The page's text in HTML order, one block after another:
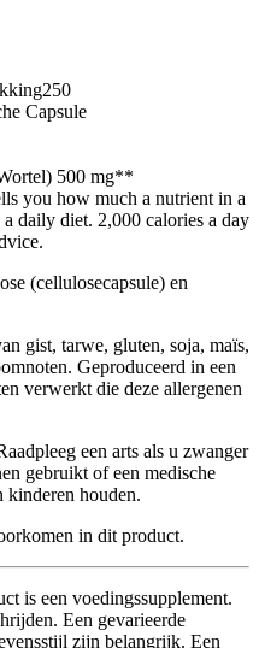
250
Capsule
500 mg**
you how much a nutrient in a
daily diet. 2,000 calories a day
(cellulosecapsule) en
gist, tarwe, gluten, soja, maïs,
Geproduceerd in een
verwerkt die deze allergenen
een arts als u zwanger
gebruikt of een medische
kinderen houden.
in dit product.
is een voedingssupplement.
Een gevarieerde
zijn belangrijk. Een